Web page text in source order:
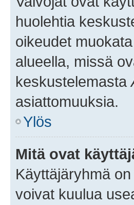
huolehtia
oikeudet
alueella, missä
keskustelemasta
asiattomuuksia.
Ylös
Mitä ovat
Käyttäjäryhmä
voivat kuulua